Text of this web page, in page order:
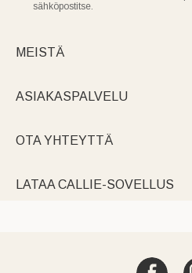
sähköpostitse.
MEISTÄ
ASIAKASPALVELU
OTA YHTEYTTÄ
LATAA CALLIE-SOVELLUS